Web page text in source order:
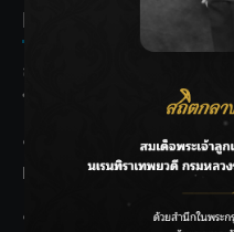
Recent Posts
ลุยไม่หยุด!! กรมชลฯ เร่งเคลี
ทั่วไทย
“BILLKIN” สร้างความภาคภูมิ
Malaysia พร้อมโชว์สุดประทั
“สุริยะ” สั่งกรมชลฯ เฝ้าระวัง